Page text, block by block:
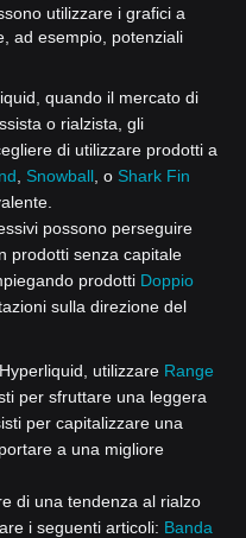
utilizzare i grafici a
ad esempio, potenziali
quando il mercato di
o rialzista, gli
di utilizzare prodotti a
Snowball , o Shark Fin
possono perseguire
prodotti senza capitale
prodotti Doppio
sulla direzione del
utilizzare Range
per sfruttare una leggera
per capitalizzare una
a una migliore
di una tendenza al rialzo
i seguenti articoli: Banda